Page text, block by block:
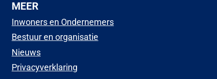
MEER
Inwoners en Ondernemers
Bestuur en organisatie
Nieuws
Privacyverklaring